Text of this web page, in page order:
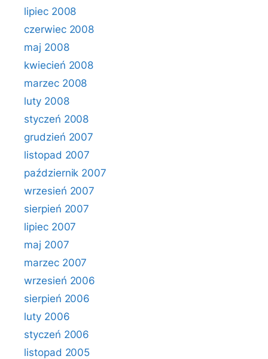
lipiec 2008
czerwiec 2008
maj 2008
kwiecień 2008
marzec 2008
luty 2008
styczeń 2008
grudzień 2007
listopad 2007
październik 2007
wrzesień 2007
sierpień 2007
lipiec 2007
maj 2007
marzec 2007
wrzesień 2006
sierpień 2006
luty 2006
styczeń 2006
listopad 2005